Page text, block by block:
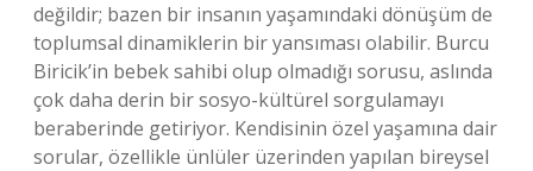
değildir; bazen bir insanın yaşamındaki dönüşüm de
toplumsal dinamiklerin bir yansıması olabilir. Burcu
Biricik’in bebek sahibi olup olmadığı sorusu, aslında
çok daha derin bir sosyo-kültürel sorgulamayı
beraberinde getiriyor. Kendisinin özel yaşamına dair
sorular, özellikle ünlüler üzerinden yapılan bireysel